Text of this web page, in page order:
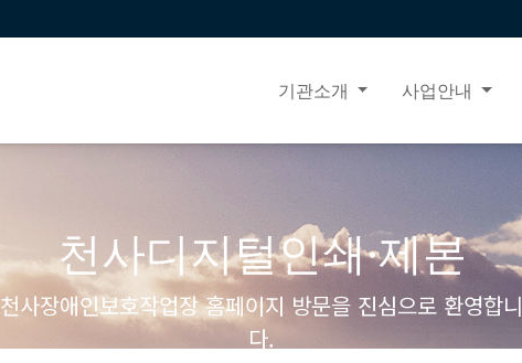
기관소개 사업안내
천사디지털인쇄·제본
천사장애인보호작업장 홈페이지 방문을 진심으로 환영합니
다.